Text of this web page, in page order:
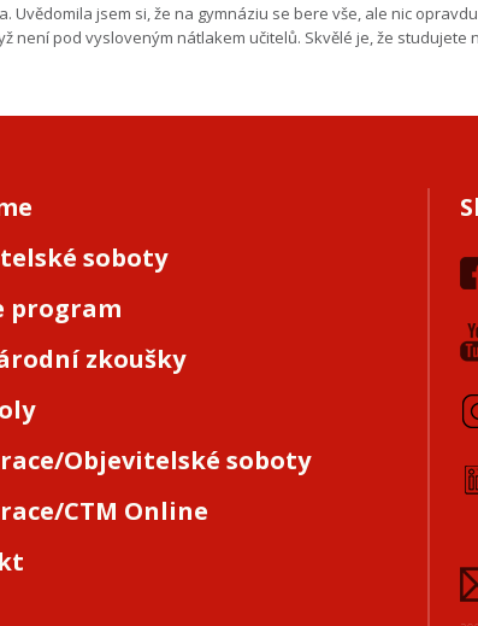
Uvědomila jsem si, že na gymnáziu se bere vše, ale nic
není pod vysloveným nátlakem učitelů. Skvělé je, že studujete
soboty
program
zkoušky
Objevitelské soboty
CTM Online